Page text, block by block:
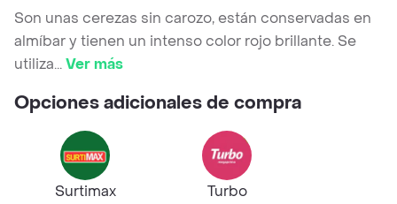
Son unas cerezas sin carozo, están conservadas en
almíbar y tienen un intenso color rojo brillante. Se
utiliza...Ver más
Opciones adicionales de compra
Surtimax
Turbo